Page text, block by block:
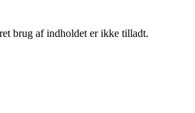
brug af indholdet er ikke tilladt.